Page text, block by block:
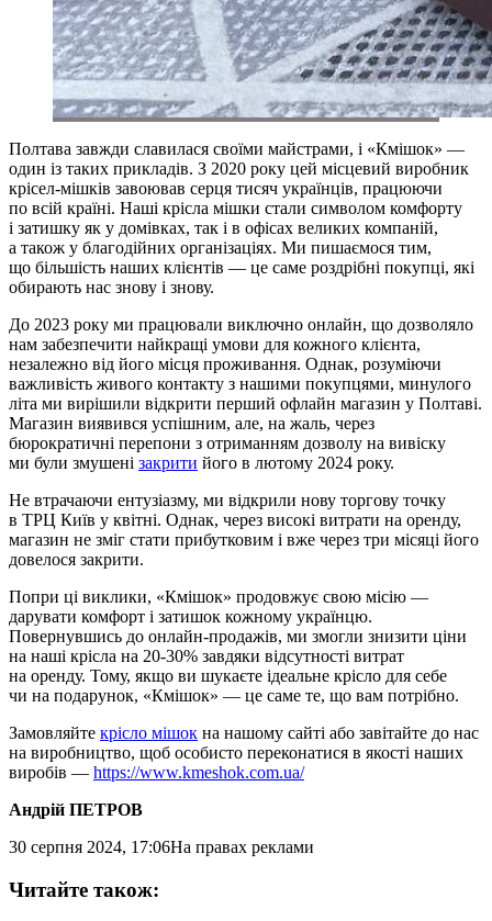
Полтава завжди славилася своїми майстрами, і «Кмішок» —
один із таких прикладів. З 2020 року цей місцевий виробник
крісел-мішків завоював серця тисяч українців, працюючи
по всій країні. Наші крісла мішки стали символом комфорту
і затишку як у домівках, так і в офісах великих компаній,
а також у благодійних організаціях. Ми пишаємося тим,
що більшість наших клієнтів — це саме роздрібні покупці, які
обирають нас знову і знову.
До 2023 року ми працювали виключно онлайн, що дозволяло
нам забезпечити найкращі умови для кожного клієнта,
незалежно від його місця проживання. Однак, розуміючи
важливість живого контакту з нашими покупцями, минулого
літа ми вирішили відкрити перший офлайн магазин у Полтаві.
Магазин виявився успішним, але, на жаль, через
бюрократичні перепони з отриманням дозволу на вивіску
ми були змушені закрити його в лютому 2024 року.
Не втрачаючи ентузіазму, ми відкрили нову торгову точку
в ТРЦ Київ у квітні. Однак, через високі витрати на оренду,
магазин не зміг стати прибутковим і вже через три місяці його
довелося закрити.
Попри ці виклики, «Кмішок» продовжує свою місію —
дарувати комфорт і затишок кожному українцю.
Повернувшись до онлайн-продажів, ми змогли знизити ціни
на наші крісла на 20-30% завдяки відсутності витрат
на оренду. Тому, якщо ви шукаєте ідеальне крісло для себе
чи на подарунок, «Кмішок» — це саме те, що вам потрібно.
Замовляйте крісло мішок на нашому сайті або завітайте до нас
на виробництво, щоб особисто переконатися в якості наших
виробів — https://www.kmeshok.com.ua/
Андрій ПЕТРОВ
30 серпня 2024, 17:06На правах реклами
Читайте також: